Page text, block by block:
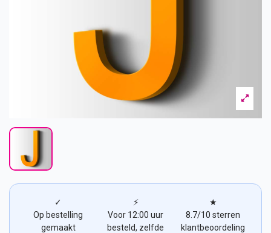
✓
Op bestelling
gemaakt
⚡
Voor 12:00 uur
besteld, zelfde
★
8.7/10 sterren
klantbeoordeling